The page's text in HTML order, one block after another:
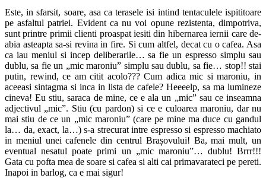
Este, in sfarsit, soare, asa ca terasele isi intind tentaculele ispititoare
pe asfaltul patriei. Evident ca nu voi opune rezistenta, dimpotriva,
sunt printre primii clienti proaspat iesiti din hibernarea iernii care de-
abia asteapta sa-si revina in fire. Si cum altfel, decat cu o cafea. Asa
ca iau meniul si incep deliberarile… sa fie un espresso simplu sau
dublu, sa fie un „mic maroniu” simplu sau dublu, sa fie… stop!! stai
putin, rewind, ce am citit acolo??? Cum adica mic si maroniu, in
aceeasi sintagma si inca in lista de cafele? Heeeelp, sa ma lumineze
cineva! Eu stiu, saraca de mine, ce e ala un „mic” sau ce inseamna
adjectivul „mic”. Stiu (cu pardon) si ce e culoarea maroniu, dar nu
mai stiu de ce un „mic maroniu” (care pe mine ma duce cu gandul
la… da, exact, la…) s-a strecurat intre espresso si espresso machiato
in meniul unei cafenele din centrul Brașovului! Ba, mai mult, un
eventual nesatul poate primi un „mic maroniu”… dublu! Brrr!!!
Gata cu pofta mea de soare si cafea si alti cai primavarateci pe pereti.
Inapoi in barlog, ca e mai sigur!